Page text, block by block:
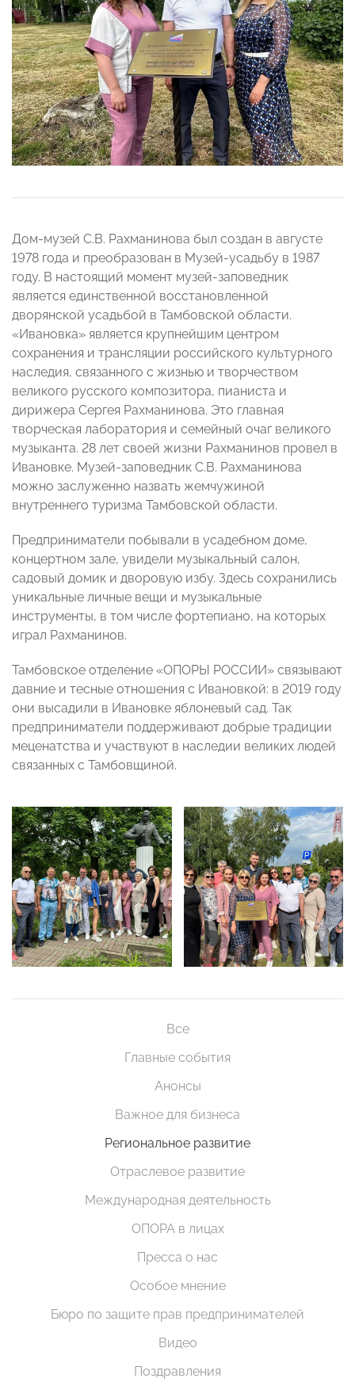
Дом-музей С.В. Рахманинова был создан в августе
1978 года и преобразован в Музей-усадьбу в 1987
году. В настоящий момент музей-заповедник
является единственной восстановленной
дворянской усадьбой в Тамбовской области.
«Ивановка» является крупнейшим центром
сохранения и трансляции российского культурного
наследия, связанного с жизнью и творчеством
великого русского композитора, пианиста и
дирижера Сергея Рахманинова. Это главная
творческая лаборатория и семейный очаг великого
музыканта. 28 лет своей жизни Рахманинов провел в
Ивановке. Музей-заповедник С.В. Рахманинова
можно заслуженно назвать жемчужиной
внутреннего туризма Тамбовской области.
Предприниматели побывали в усадебном доме,
концертном зале, увидели музыкальный салон,
садовый домик и дворовую избу. Здесь сохранились
уникальные личные вещи и музыкальные
инструменты, в том числе фортепиано, на которых
играл Рахманинов.
Тамбовское отделение «ОПОРЫ РОССИИ» связывают
давние и тесные отношения с Ивановкой: в 2019 году
они высадили в Ивановке яблоневый сад. Так
предприниматели поддерживают добрые традиции
меценатства и участвуют в наследии великих людей
связанных с Тамбовщиной.
Все
Главные события
Анонсы
Важное для бизнеса
Региональное развитие
Отраслевое развитие
Международная деятельность
ОПОРА в лицах
Пресса о нас
Особое мнение
Бюро по защите прав предпринимателей
Видео
Поздравления